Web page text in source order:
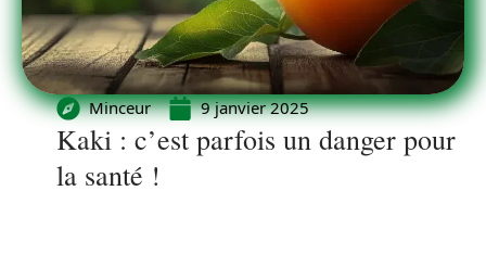
Minceur 9 janvier 2025
Kaki : c’est parfois un danger pour
la santé !